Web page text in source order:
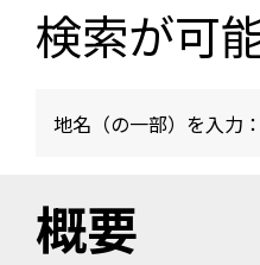
検索が可
地名（の一部）を入力：
概要